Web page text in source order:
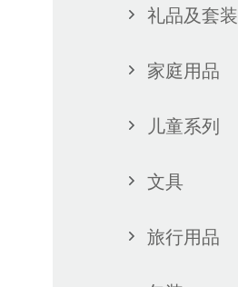
礼品及套装
家庭用品
儿童系列
文具
旅行用品